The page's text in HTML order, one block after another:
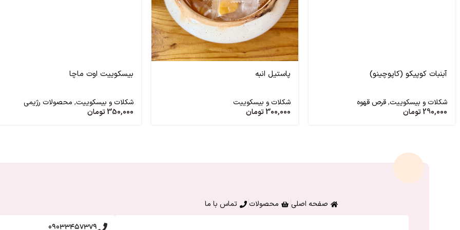
آبنبات کوپیکو (کاپوچینو)
شکلات و بیسکوییت,قرص قهوه
290,000تومان
پاستیل انبه
شکلات و بیسکوییت
300,000تومان
بیسکوییت اوت ماچا
شکلات و بیسکوییت, محصولات رژیمی
350,000تومان
صفحه اصلی محصولات تماس با ما
09033457379